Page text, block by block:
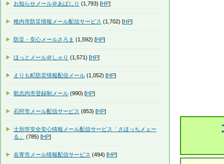
お知らせメール＠あばしり (1,793) [HP]
稚内市防災情報メール配信サービス (1,702) [HP]
防災・安心メールさろま (1,592) [HP]
ほっとメール＠しゃり (1,571) [HP]
えりも町防災情報配信メール (1,052) [HP]
歌志内市登録制メール (990) [HP]
石狩市メール配信サービス (853) [HP]
士別市安全安心情報メール配信サービス「さほっちメェー
る」
(785) [HP]
名寄市メール情報配信サービス (494) [HP]